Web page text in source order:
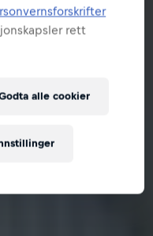
rett
alle cookier